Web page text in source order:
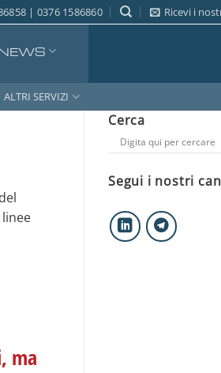
| 0376 1586860 Ricevi i
ALTRI SERVIZI
ma
Cerca
Segui i nostri